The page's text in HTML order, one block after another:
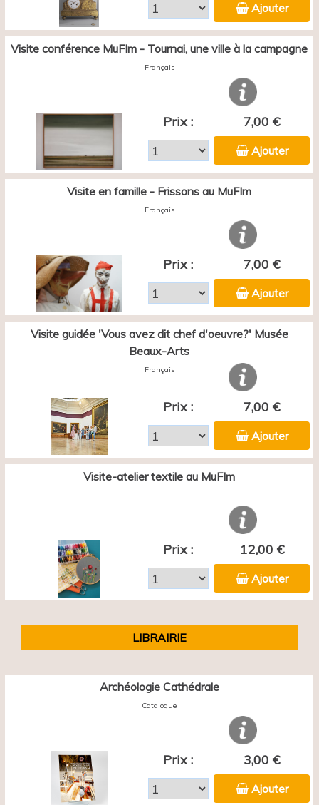
Ajouter
Visite conférence MuFIm - Tournai, une ville à la campagne
Français
Prix : 7,00 €
Ajouter
Visite en famille - Frissons au MuFIm
Français
Prix : 7,00 €
Ajouter
Visite guidée 'Vous avez dit chef d'oeuvre?' Musée
Beaux-Arts
Français
Prix : 7,00 €
Ajouter
Visite-atelier textile au MuFIm
Prix : 12,00 €
Ajouter
LIBRAIRIE
Archéologie Cathédrale
Catalogue
Prix : 3,00 €
Ajouter